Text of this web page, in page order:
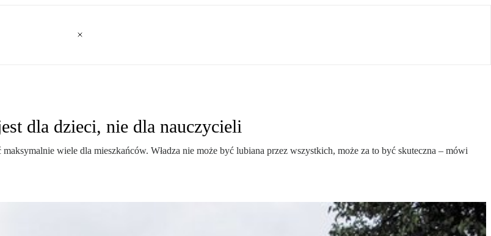
dla dzieci, nie dla nauczycieli
wiele dla mieszkańców. Władza nie może być lubiana przez wszystkich, może za to być skuteczna – mówi